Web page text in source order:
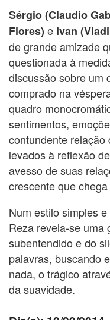
Sérgio (Claudio
Flores) e Ivan
de grande amizade
questionada à
discussão sobre um
comprado na
quadro
sentimentos,
contundente relação
levados à reflexão
avesso de suas
crescente que
Num estilo simples
Reza revela-se uma
subentendido e do
palavras, buscando
nada, o trágico
da suavidade.